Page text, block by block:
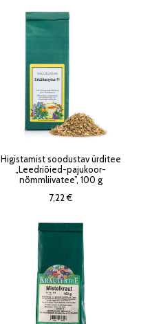
Higistamist soodustav ürditee
„Leedriõied-pajukoor-
nõmmliivatee”, 100 g
7,22 €